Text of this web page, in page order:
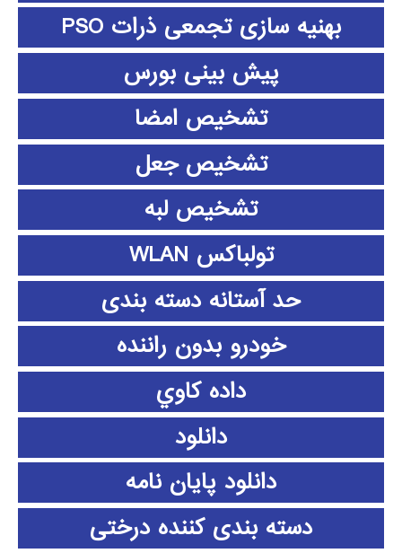
بهنیه سازی تجمعی ذرات PSO
پیش بینی بورس
تشخیص امضا
تشخیص جعل
تشخیص لبه
تولباکس WLAN
حد آستانه دسته بندی
خودرو بدون راننده
داده كاوي
دانلود
دانلود پايان نامه
دسته بندی کننده درختی